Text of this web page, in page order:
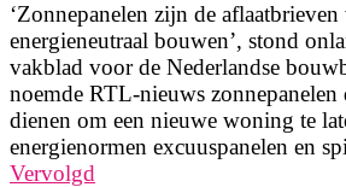
‘Zonnepanelen zijn de aflaatbrieven
energieneutraal bouwen’, stond
vakblad voor de Nederlandse
noemde RTL-nieuws zonnepanelen
dienen om een nieuwe woning te
energienormen excuuspanelen en
Vervolgd